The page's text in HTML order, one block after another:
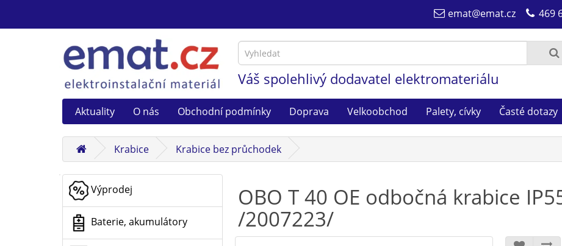
emat@emat.cz 469
Váš spolehlivý dodavatel elektromateriálu
Aktuality O nás Obchodní podmínky Doprava Velkoobchod Palety, cívky Časté dotazy
Krabice Krabice bez průchodek
Výprodej
Baterie, akumulátory
OBO T 40 OE odbočná krabice
/2007223/